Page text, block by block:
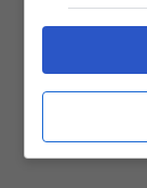
adesso
Vanoli